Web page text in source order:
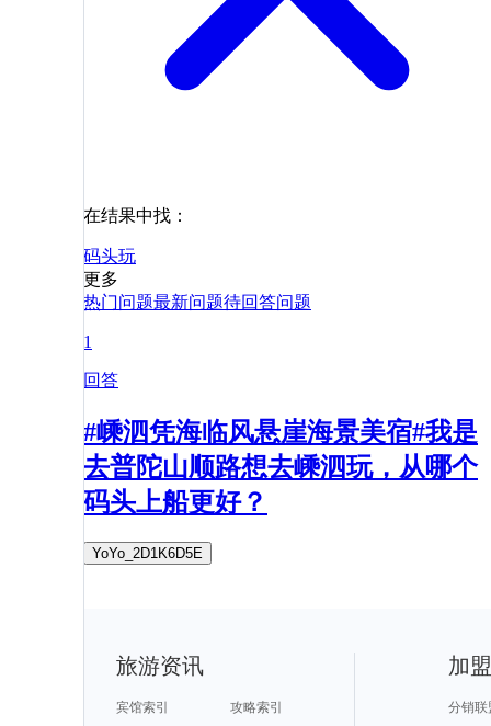
在结果中找：
码头玩
更多
热门问题最新问题待回答问题
1
回答
#嵊泗凭海临风悬崖海景美宿#我是
去普陀山顺路想去嵊泗玩，从哪个
码头上船更好？
YoYo_2D1K6D5E
旅游资讯
宾馆索引
攻略索引
加
分销联